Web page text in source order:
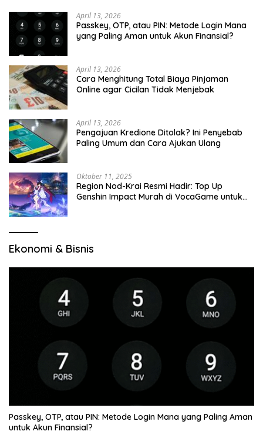
April 13, 2026
Passkey, OTP, atau PIN: Metode Login Mana
yang Paling Aman untuk Akun Finansial?
April 13, 2026
Cara Menghitung Total Biaya Pinjaman
Online agar Cicilan Tidak Menjebak
April 13, 2026
Pengajuan Kredione Ditolak? Ini Penyebab
Paling Umum dan Cara Ajukan Ulang
Oktober 11, 2025
Region Nod-Krai Resmi Hadir: Top Up
Genshin Impact Murah di VocaGame untuk
Ekonomi & Bisnis
Passkey, OTP, atau PIN: Metode Login Mana yang Paling Aman
untuk Akun Finansial?